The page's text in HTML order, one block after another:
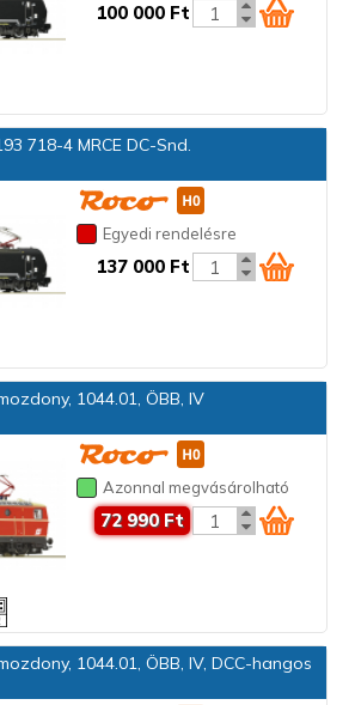
100 000 Ft
718-4 MRCE DC-Snd.
Egyedi rendelésre
137 000 Ft
1044.01, ÖBB, IV
Azonnal megvásárolható
72 990 Ft
1044.01, ÖBB, IV, DCC-hangos